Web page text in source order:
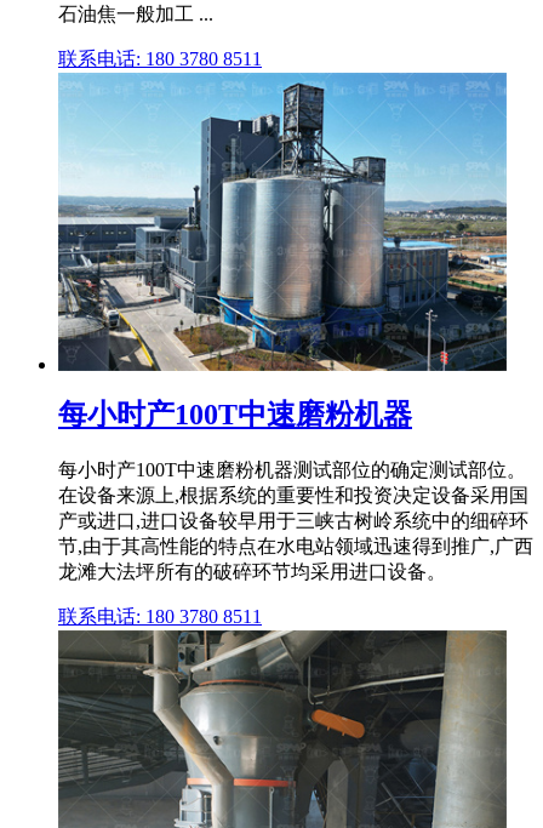
石油焦一般加工 ...
联系电话: 180 3780 8511
每小时产100T中速磨粉机器
每小时产100T中速磨粉机器测试部位的确定测试部位。
在设备来源上,根据系统的重要性和投资决定设备采用国
产或进口,进口设备较早用于三峡古树岭系统中的细碎环
节,由于其高性能的特点在水电站领域迅速得到推广,广西
龙滩大法坪所有的破碎环节均采用进口设备。
联系电话: 180 3780 8511